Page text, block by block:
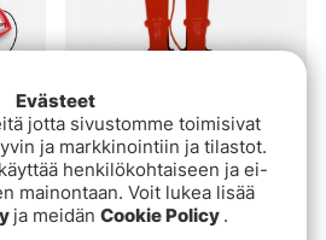
Wiggler Isdubb m.
Visselpipa
Evästeet
jotta sivustomme toimisivat
ja markkinointiin ja tilastot.
henkilökohtaiseen ja ei-
mainontaan. Voit lukea lisää
ja meidän Cookie Policy .